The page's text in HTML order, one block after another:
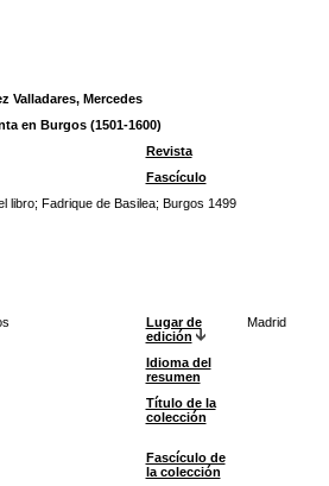
Valladares, Mercedes
en Burgos (1501-1600)
Revista
Fascículo
libro; Fadrique de Basilea; Burgos 1499
Lugar de
edición
Madrid
Idioma del
resumen
Título de la
colección
Fascículo de
la colección